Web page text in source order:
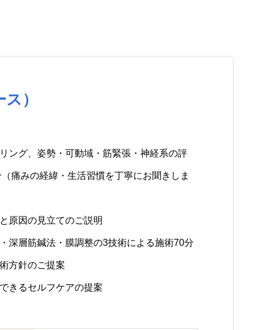
）
ング、姿勢・可動域・筋緊張・神経系の評
痛みの経緯・生活習慣を丁寧にお聞きしま
原因の見立てのご説明
深層筋鍼法・膜調整の3技術による施術70分
方針のご提案
きるセルフケアの提案